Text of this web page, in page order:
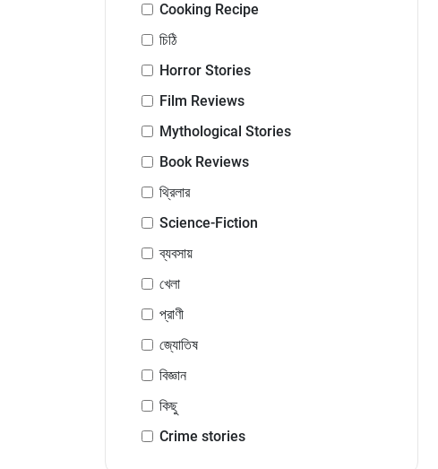
Cooking Recipe
চিঠি
Horror Stories
Film Reviews
Mythological Stories
Book Reviews
থ্রিলার
Science-Fiction
ব্যবসায়
খেলা
প্রাণী
জ্যোতিষ
বিজ্ঞান
কিছু
Crime stories